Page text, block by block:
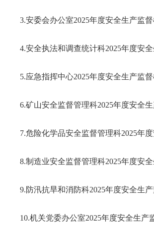
3.安委会办公室2025年度安全生产监督
4.安全执法和调查统计科2025年度安
5.应急指挥中心2025年度安全生产监督
6.矿山安全监督管理科2025年度安全
7.危险化学品安全监督管理科2025年
8.制造业安全监督管理科2025年度安
9.防汛抗旱和消防科2025年度安全生
10.机关党委办公室2025年度安全生产